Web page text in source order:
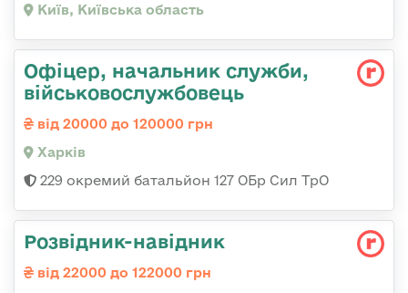
Київ, Київська область
Офіцер, начальник служби,
військовослужбовець
від 20000 до 120000 грн
Харків
229 окремий батальйон 127 ОБр Сил ТрО
Розвідник-навідник
від 22000 до 122000 грн